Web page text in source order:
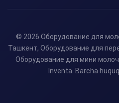
© 2026 Оборудование для
Ташкент, Оборудование для
Оборудование для мини
Inventa. Barcha